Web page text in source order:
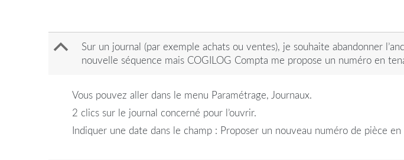
B
Sur un journal (par exemple achats ou ventes), je souhaite abandonner
nouvelle séquence mais COGILOG Compta me propose un numéro en
Vous pouvez aller dans le menu Paramétrage, Journaux.
2 clics sur le journal concerné pour l’ouvrir.
Indiquer une date dans le champ : Proposer un nouveau numéro de pièce